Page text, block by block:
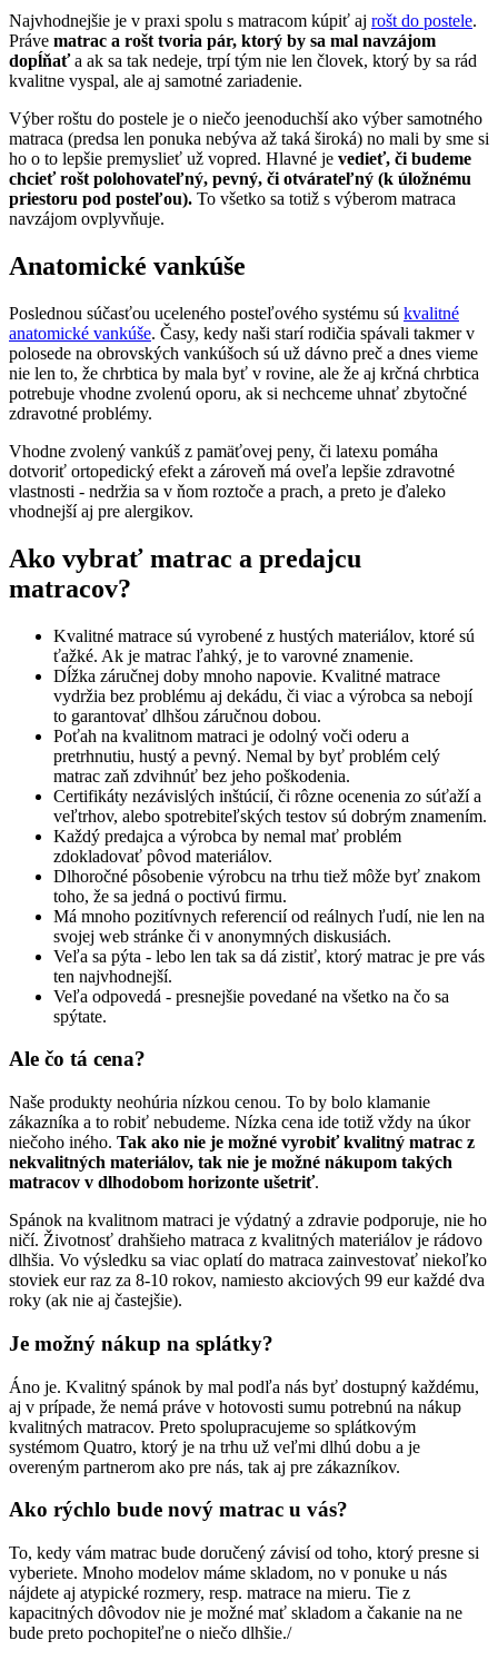
Najvhodnejšie je v praxi spolu s matracom kúpiť aj rošt do postele.
Práve matrac a rošt tvoria pár, ktorý by sa mal navzájom
dopĺňaťa ak sa tak nedeje, trpí tým nie len človek, ktorý by sa rád
kvalitne vyspal, ale aj samotné zariadenie.
Výber roštu do postele je o niečo jeenoduchší ako výber samotného
matraca (predsa len ponuka nebýva až taká široká) no mali by sme si
ho o to lepšie premyslieť už vopred. Hlavné je vedieť, či budeme
chcieť rošt polohovateľný, pevný, či otvárateľný (k úložnému
priestoru pod posteľou). To všetko sa totiž s výberom matraca
navzájom ovplyvňuje.
Anatomické vankúše
Poslednou súčasťou uceleného posteľového systému sú kvalitné
anatomické vankúše. Časy, kedy naši starí rodičia spávali takmer v
polosede na obrovských vankúšoch sú už dávno preč a dnes vieme
nie len to, že chrbtica by mala byť v rovine, ale že aj krčná chrbtica
potrebuje vhodne zvolenú oporu, ak si nechceme uhnať zbytočné
zdravotné problémy.
Vhodne zvolený vankúš z pamäťovej peny, či latexu pomáha
dotvoriť ortopedický efekt a zároveň má oveľa lepšie zdravotné
vlastnosti - nedržia sa v ňom roztoče a prach, a preto je ďaleko
vhodnejší aj pre alergikov.
Ako vybrať matrac a predajcu
matracov?
Kvalitné matrace sú vyrobené z hustých materiálov, ktoré sú
ťažké. Ak je matrac ľahký, je to varovné znamenie.
Dĺžka záručnej doby mnoho napovie. Kvalitné matrace
vydržia bez problému aj dekádu, či viac a výrobca sa nebojí
to garantovať dlhšou záručnou dobou.
Poťah na kvalitnom matraci je odolný voči oderu a
pretrhnutiu, hustý a pevný. Nemal by byť problém celý
matrac zaň zdvihnúť bez jeho poškodenia.
Certifikáty nezávislých inštúcií, či rôzne ocenenia zo súťaží a
veľtrhov, alebo spotrebiteľských testov sú dobrým znamením.
Každý predajca a výrobca by nemal mať problém
zdokladovať pôvod materiálov.
Dlhoročné pôsobenie výrobcu na trhu tiež môže byť znakom
toho, že sa jedná o poctivú firmu.
Má mnoho pozitívnych referencií od reálnych ľudí, nie len na
svojej web stránke či v anonymných diskusiách.
Veľa sa pýta - lebo len tak sa dá zistiť, ktorý matrac je pre vás
ten najvhodnejší.
Veľa odpovedá - presnejšie povedané na všetko na čo sa
spýtate.
Ale čo tá cena?
Naše produkty neohúria nízkou cenou. To by bolo klamanie
zákazníka a to robiť nebudeme. Nízka cena ide totiž vždy na úkor
niečoho iného. Tak ako nie je možné vyrobiť kvalitný matrac z
nekvalitných materiálov, tak nie je možné nákupom takých
matracov v dlhodobom horizonte ušetriť.
Spánok na kvalitnom matraci je výdatný a zdravie podporuje, nie ho
ničí. Životnosť drahšieho matraca z kvalitných materiálov je rádovo
dlhšia. Vo výsledku sa viac oplatí do matraca zainvestovať niekoľko
stoviek eur raz za 8-10 rokov, namiesto akciových 99 eur každé dva
roky (ak nie aj častejšie).
Je možný nákup na splátky?
Áno je. Kvalitný spánok by mal podľa nás byť dostupný každému,
aj v prípade, že nemá práve v hotovosti sumu potrebnú na nákup
kvalitných matracov. Preto spolupracujeme so splátkovým
systémom Quatro, ktorý je na trhu už veľmi dlhú dobu a je
overeným partnerom ako pre nás, tak aj pre zákazníkov.
Ako rýchlo bude nový matrac u vás?
To, kedy vám matrac bude doručený závisí od toho, ktorý presne si
vyberiete. Mnoho modelov máme skladom, no v ponuke u nás
nájdete aj atypické rozmery, resp. matrace na mieru. Tie z
kapacitných dôvodov nie je možné mať skladom a čakanie na ne
bude preto pochopiteľne o niečo dlhšie./